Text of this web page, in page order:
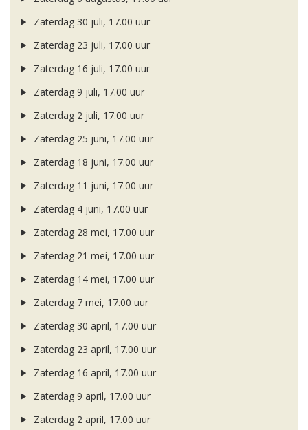
Zaterdag 30 juli, 17.00 uur
Zaterdag 23 juli, 17.00 uur
Zaterdag 16 juli, 17.00 uur
Zaterdag 9 juli, 17.00 uur
Zaterdag 2 juli, 17.00 uur
Zaterdag 25 juni, 17.00 uur
Zaterdag 18 juni, 17.00 uur
Zaterdag 11 juni, 17.00 uur
Zaterdag 4 juni, 17.00 uur
Zaterdag 28 mei, 17.00 uur
Zaterdag 21 mei, 17.00 uur
Zaterdag 14 mei, 17.00 uur
Zaterdag 7 mei, 17.00 uur
Zaterdag 30 april, 17.00 uur
Zaterdag 23 april, 17.00 uur
Zaterdag 16 april, 17.00 uur
Zaterdag 9 april, 17.00 uur
Zaterdag 2 april, 17.00 uur